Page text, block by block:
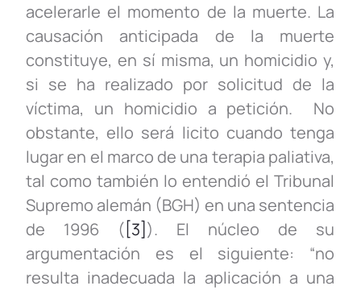
acelerarle el momento de la muerte. La
causación anticipada de la muerte
constituye, en sí misma, un homicidio y,
si se ha realizado por solicitud de la
víctima, un homicidio a petición. No
obstante, ello será licito cuando tenga
lugar en el marco de una terapia paliativa,
tal como también lo entendió el Tribunal
Supremo alemán (BGH) en una sentencia
de 1996 ( [3] ). El núcleo de su
argumentación es el siguiente: “no
resulta inadecuada la aplicación a una